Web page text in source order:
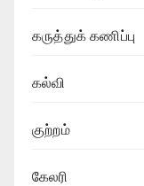
கருத்துக் கணிப்பு
கல்வி
குற்றம்
கேலரி